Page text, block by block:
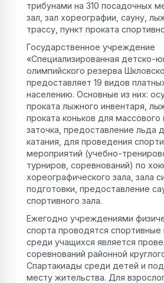
трибунами на 310 посадочных
зал, зал хореографии, сауну,
трассу, пункт проката
Государственное учреждение
«Специализированная детско-
олимпийского резерва
предоставляет 19 видов
населению. Основные из них:
проката лыжного инвентаря,
проката коньков для массового
заточка, предоставление льда
катания, для проведения
мероприятий (учебно-
турниров, соревнований) по
хореографического зала, зала
подготовки, предоставление
спортивного зала.
Ежегодно учреждениями
спорта проводятся спортивные
среди учащихся является
соревнований районной
Спартакиады среди детей и
месту жительства. Для